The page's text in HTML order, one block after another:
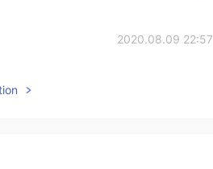
2020.08.09 22:57